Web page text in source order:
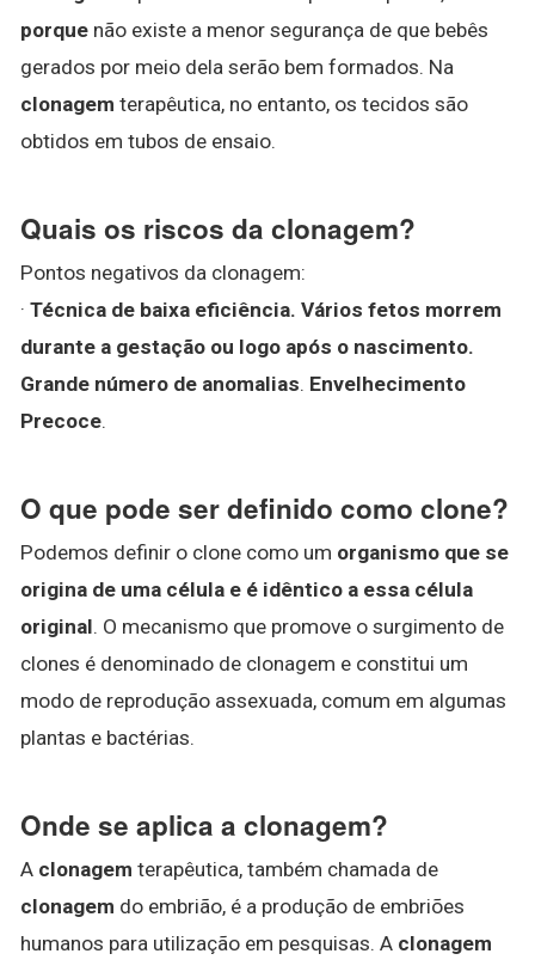
porque não existe a menor segurança de que bebês
gerados por meio dela serão bem formados. Na
clonagem terapêutica, no entanto, os tecidos são
obtidos em tubos de ensaio.
Quais os riscos da clonagem?
Pontos negativos da clonagem:
· Técnica de baixa eficiência. Vários fetos morrem
durante a gestação ou logo após o nascimento.
Grande número de anomalias. Envelhecimento
Precoce.
O que pode ser definido como clone?
Podemos definir o clone como um organismo que se
origina de uma célula e é idêntico a essa célula
original. O mecanismo que promove o surgimento de
clones é denominado de clonagem e constitui um
modo de reprodução assexuada, comum em algumas
plantas e bactérias.
Onde se aplica a clonagem?
A clonagem terapêutica, também chamada de
clonagem do embrião, é a produção de embriões
humanos para utilização em pesquisas. A clonagem